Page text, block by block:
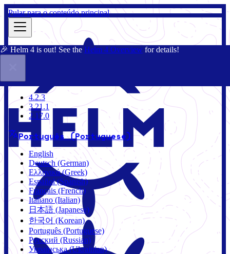
Pular para o conteúdo principal
🎉 Helm 4 is out! See the Helm 4 Overview for details!
3.21.1
4.2.3
3.21.1
2.17.0
Português (Portuguese)
English
Deutsch (German)
Ελληνικά (Greek)
Español (Spanish)
Français (French)
Italiano (Italian)
日本語 (Japanese)
한국어 (Korean)
Português (Portuguese)
Русский (Russian)
Українська (Ukrainian)